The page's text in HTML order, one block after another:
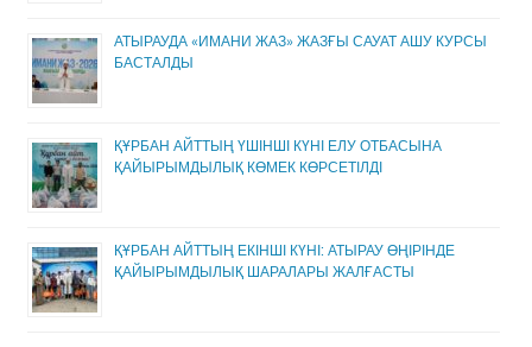
АТЫРАУДА «ИМАНИ ЖАЗ» ЖАЗҒЫ САУАТ АШУ КУРСЫ
БАСТАЛДЫ
ҚҰРБАН АЙТТЫҢ ҮШІНШІ КҮНІ ЕЛУ ОТБАСЫНА
ҚАЙЫРЫМДЫЛЫҚ КӨМЕК КӨРСЕТІЛДІ
ҚҰРБАН АЙТТЫҢ ЕКІНШІ КҮНІ: АТЫРАУ ӨҢІРІНДЕ
ҚАЙЫРЫМДЫЛЫҚ ШАРАЛАРЫ ЖАЛҒАСТЫ